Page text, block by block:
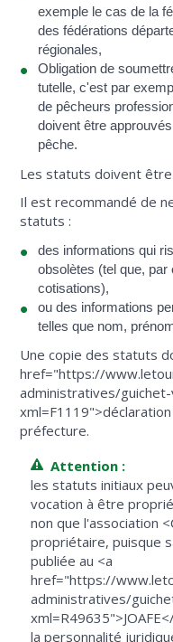
exemple le cas de la
des fédérations
régionales,
Obligation de
tutelle, c'est par
de pêcheurs
doivent être
pêche.
Les statuts doivent
Il est recommandé de
statuts :
des informations qui
obsolètes (tel que,
cotisations),
ou des informations
telles que nom,
Une copie des statuts
href="https://
administratives/
préfecture.
Attention :
les statuts initiaux
vocation à être
non que l'association
propriétaire, puisque
publiée au <a
href="https://
administratives/
la personnalité